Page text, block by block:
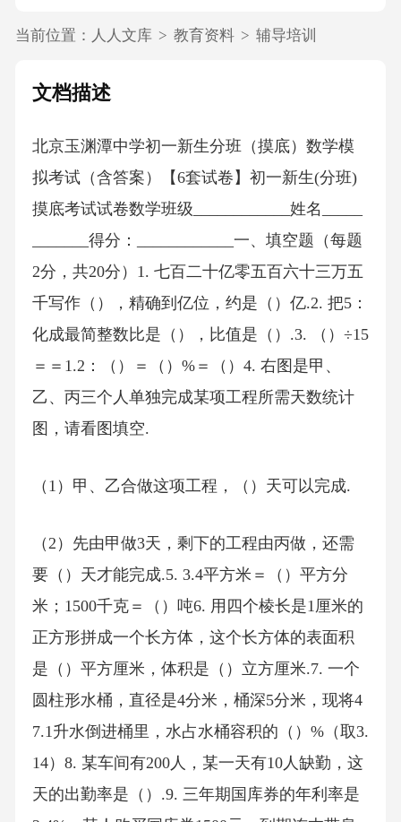
当前位置： 人人文库 > 教育资料 > 辅导培训
文档描述
北京玉渊潭中学初一新生分班（摸底）数学模
拟考试（含答案）【6套试卷】初一新生(分班)
摸底考试试卷数学班级____________姓名_____
_______得分：____________一、填空题（每题
2分，共20分）1. 七百二十亿零五百六十三万五
千写作（），精确到亿位，约是（）亿.2. 把5：
化成最简整数比是（），比值是（）.3. （）÷15
＝＝1.2：（）＝（）%＝（）4. 右图是甲、
乙、丙三个人单独完成某项工程所需天数统计
图，请看图填空.
（1）甲、乙合做这项工程，（）天可以完成.
（2）先由甲做3天，剩下的工程由丙做，还需
要（）天才能完成.5. 3.4平方米＝（）平方分
米；1500千克＝（）吨6. 用四个棱长是1厘米的
正方形拼成一个长方体，这个长方体的表面积
是（）平方厘米，体积是（）立方厘米.7. 一个
圆柱形水桶，直径是4分米，桶深5分米，现将4
7.1升水倒进桶里，水占水桶容积的（）%（取3.
14）8. 某车间有200人，某一天有10人缺勤，这
天的出勤率是（）.9. 三年期国库券的年利率是